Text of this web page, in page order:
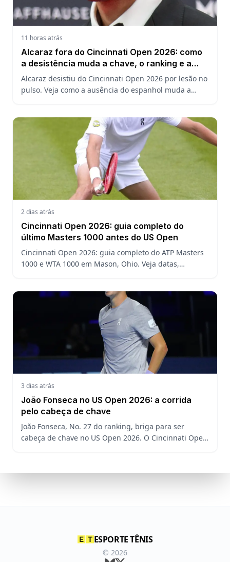
11 horas atrás
Alcaraz fora do Cincinnati Open 2026: como
a desistência muda a chave, o ranking e a
defesa do US Open
Alcaraz desistiu do Cincinnati Open 2026 por lesão no
pulso. Veja como a ausência do espanhol muda a
2 dias atrás
Cincinnati Open 2026: guia completo do
último Masters 1000 antes do US Open
Cincinnati Open 2026: guia completo do ATP Masters
1000 e WTA 1000 em Mason, Ohio. Veja datas,
3 dias atrás
João Fonseca no US Open 2026: a corrida
pelo cabeça de chave
João Fonseca, No. 27 do ranking, briga para ser
cabeça de chave no US Open 2026. O Cincinnati Open
ESPORTE TÊNIS
© 2026